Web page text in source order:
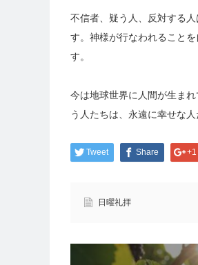
不信者、疑う人、反対する
す。神様が行なわれること
す。
今は地球世界に人間が生ま
う人たちは、永遠に幸せな
Tweet Share +1
日曜礼拝